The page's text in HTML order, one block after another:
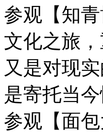
参观【知
文化之旅
又是对现
是寄托当今
参观【面